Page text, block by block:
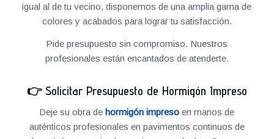
igual al de tu vecino, disponemos de una amplia gama de
colores y acabados para lograr tu satisfacción.
Pide presupuesto sin compromiso. Nuestros
profesionales están encantados de atenderte.
👉 Solicitar Presupuesto de Hormigón Impreso
Deje su obra dehormigón impreso en manos de
auténticos profesionales en pavimentos continuos de